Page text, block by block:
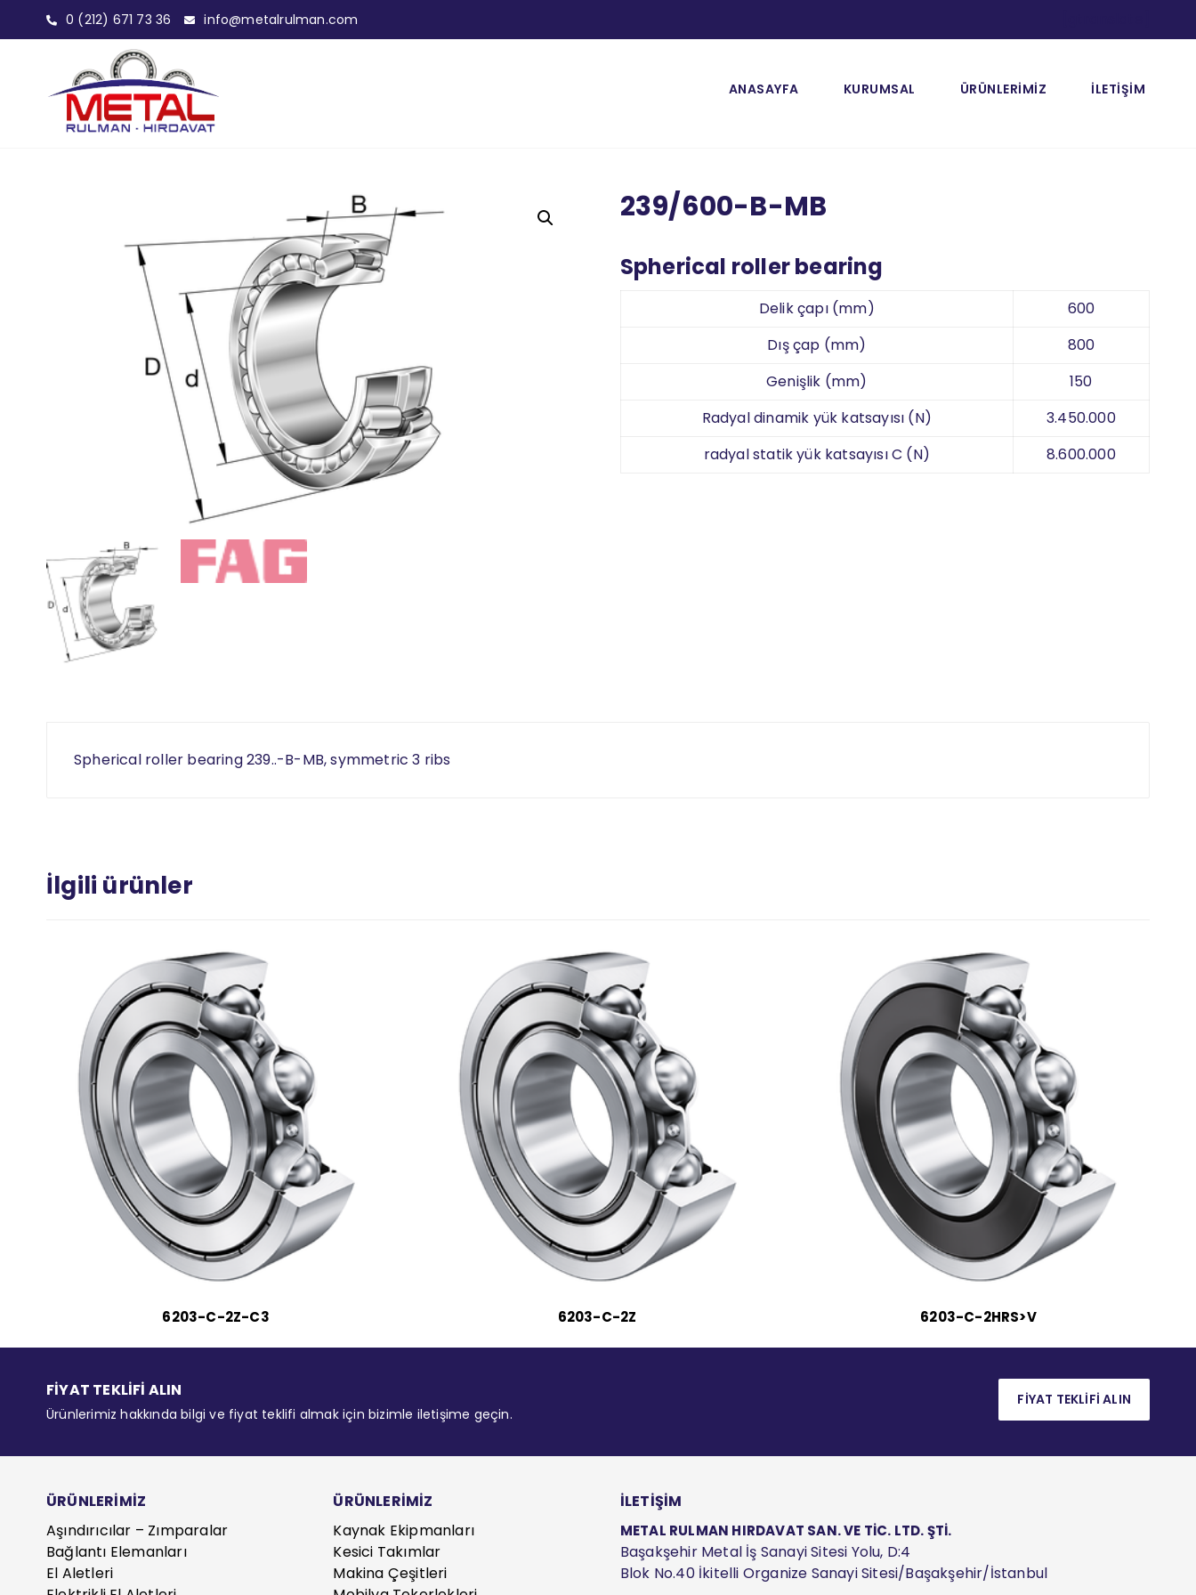
0 (212) 671 73 36 info@metalrulman.com
ANASAYFA KURUMSAL ÜRÜNLERİMİZ İLETİŞİM
239/600-B-MB
Spherical roller bearing
Delik çapı (mm)
600
Dış çap (mm)
800
Genişlik (mm)
150
Radyal dinamik yük katsayısı (N)
3.450.000
radyal statik yük katsayısı C (N)
8.600.000
Spherical roller bearing 239..-B-MB, symmetric 3 ribs
İlgili ürünler
6203-C-2Z-C3 6203-C-2Z 6203-C-2HRS>V
FİYAT TEKLİFİ ALIN
Ürünlerimiz hakkında bilgi ve fiyat teklifi almak için bizimle iletişime geçin.
FİYAT TEKLİFİ ALIN
ÜRÜNLERİMİZ
Aşındırıcılar – Zımparalar
Bağlantı Elemanları
El Aletleri
ÜRÜNLERİMİZ
Kaynak Ekipmanları
Kesici Takımlar
Makina Çeşitleri
İLETİŞİM
METAL RULMAN HIRDAVAT SAN. VE TİC. LTD. ŞTİ.
Başakşehir Metal İş Sanayi Sitesi Yolu, D:4
Blok No.40 İkitelli Organize Sanayi Sitesi/Başakşehir/İstanbul